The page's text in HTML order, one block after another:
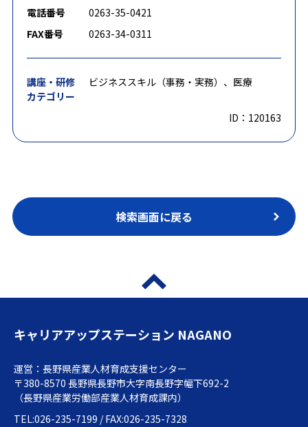
電話番号
0263-35-0421
FAX番号
0263-34-0311
講座・研修
カテゴリー
ビジネススキル（事務・実務）、医療
ID：120163
検索画面に戻る
キャリアアップステーション NAGANO
運営：長野県産業人材育成支援センター
〒380-8570 長野県長野市大字南長野字幅下692-2
（長野県産業労働部産業人材育成課内）
TEL:026-235-7199 / FAX:026-235-7328